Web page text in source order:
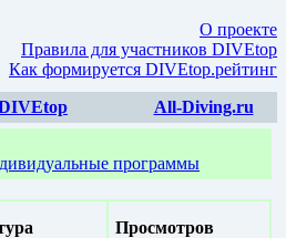
О проекте
Правила для участников DIVEtop
Как формируется DIVEtop.рейтинг
All-Diving.ru
программы
Просмотров